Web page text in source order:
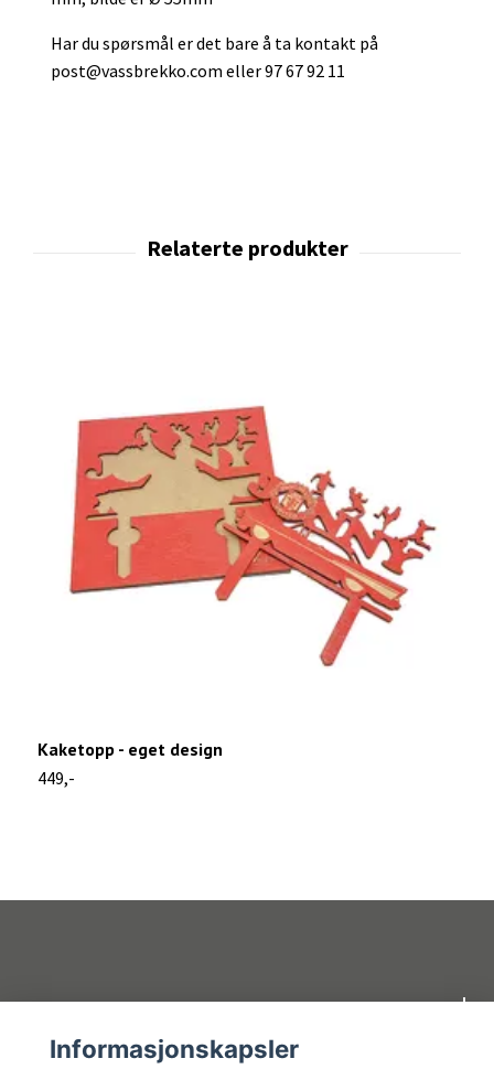
Har du spørsmål er det bare å ta kontakt på
post@vassbrekko.com eller 97 67 92 11
Kaketopp - eget design
449,-
Informasjonskapsler